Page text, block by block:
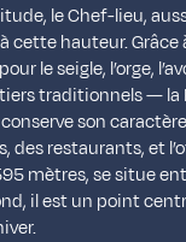
le Chef-lieu,
cette hauteur.
le seigle, l’orge,
traditionnels — la
son
des restaurants, et
mètres, se situe
il est un point